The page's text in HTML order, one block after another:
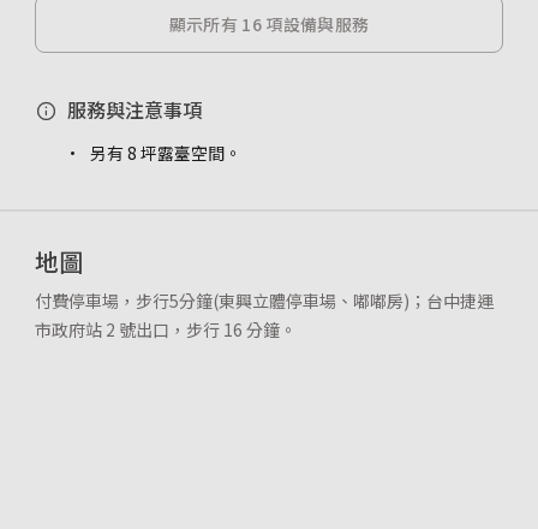
顯示所有 16 項設備與服務
服務與注意事項
另有 8 坪露臺空間。
地圖
付費停車場，步行5分鐘(東興立體停車場、嘟嘟房)；台中捷運
市政府站 2 號出口，步行 16 分鐘。